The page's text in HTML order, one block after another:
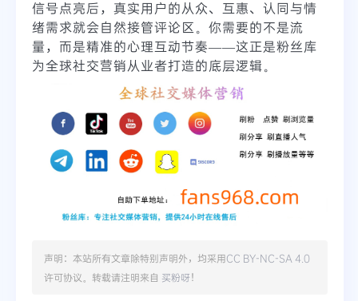
信号点亮后，真实用户的从众、互惠、认同与情
绪需求就会自然接管评论区。你需要的不是流
量，而是精准的心理互动节奏——这正是粉丝库
为全球社交营销从业者打造的底层逻辑。
声明：本站所有文章除特别声明外，均采用CC BY-NC-SA 4.0
许可协议。转载请注明来自 买粉呀！